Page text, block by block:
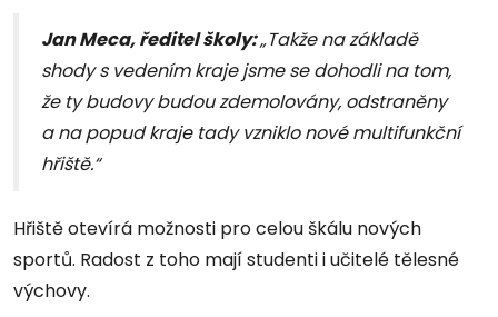
Jan Meca, ředitel školy:„Takže na základě
shody s vedením kraje jsme se dohodli na tom,
že ty budovy budou zdemolovány, odstraněny
a na popud kraje tady vzniklo nové multifunkční
hřiště.“
Hřiště otevírá možnosti pro celou škálu nových
sportů. Radost z toho mají studenti i učitelé tělesné
výchovy.